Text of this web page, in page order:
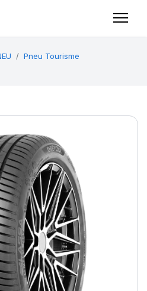
Pneu Tourisme